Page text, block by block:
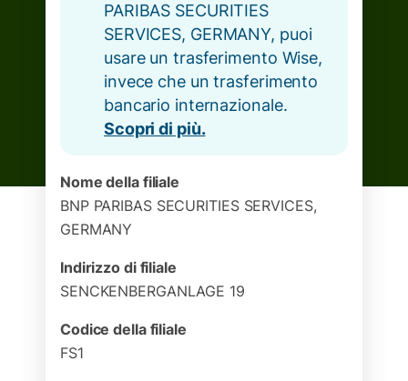
PARIBAS SECURITIES
SERVICES, GERMANY, puoi
usare un trasferimento Wise,
invece che un trasferimento
bancario internazionale.
Scopri di più.
Nome della filiale
BNP PARIBAS SECURITIES SERVICES,
GERMANY
Indirizzo di filiale
SENCKENBERGANLAGE 19
Codice della filiale
FS1